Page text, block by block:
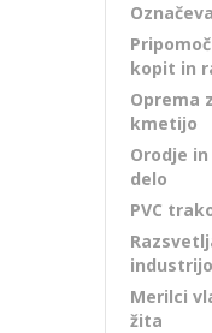
kopit in
Oprema
kmetijo
Orodje
delo
PVC
Merilci
žita